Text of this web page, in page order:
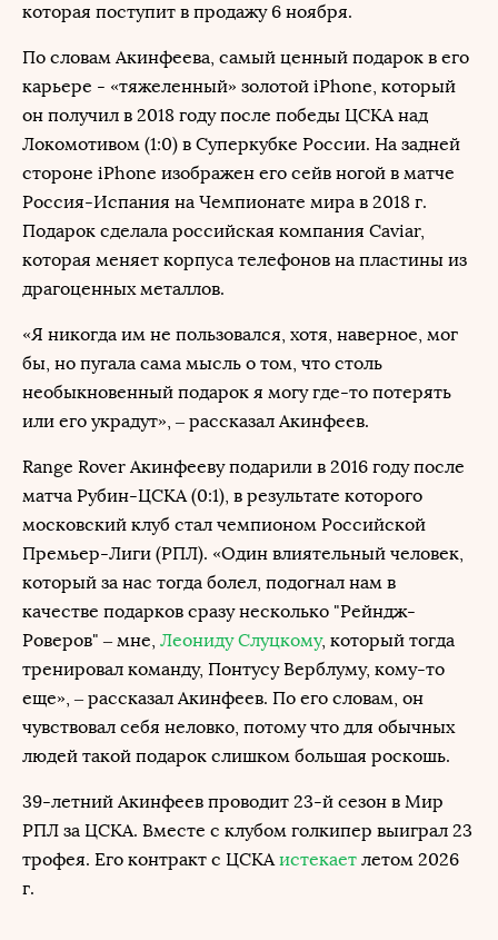
которая поступит в продажу 6 ноября.
По словам Акинфеева, самый ценный подарок в его
карьере - «тяжеленный» золотой iPhone, который
он получил в 2018 году после победы ЦСКА над
Локомотивом (1:0) в Суперкубке России. На задней
стороне iPhone изображен его сейв ногой в матче
Россия-Испания на Чемпионате мира в 2018 г.
Подарок сделала российская компания Caviar,
которая меняет корпуса телефонов на пластины из
драгоценных металлов.
«Я никогда им не пользовался, хотя, наверное, мог
бы, но пугала сама мысль о том, что столь
необыкновенный подарок я могу где-то потерять
или его украдут», – рассказал Акинфеев.
Range Rover Акинфееву подарили в 2016 году после
матча Рубин-ЦСКА (0:1), в результате которого
московский клуб стал чемпионом Российской
Премьер-Лиги (РПЛ). «Один влиятельный человек,
который за нас тогда болел, подогнал нам в
качестве подарков сразу несколько "Рейндж-
Роверов" – мне, Леониду Слуцкому, который тогда
тренировал команду, Понтусу Верблуму, кому-то
еще», – рассказал Акинфеев. По его словам, он
чувствовал себя неловко, потому что для обычных
людей такой подарок слишком большая роскошь.
39-летний Акинфеев проводит 23-й сезон в Мир
РПЛ за ЦСКА. Вместе с клубом голкипер выиграл 23
трофея. Его контракт с ЦСКАистекает летом 2026
г.